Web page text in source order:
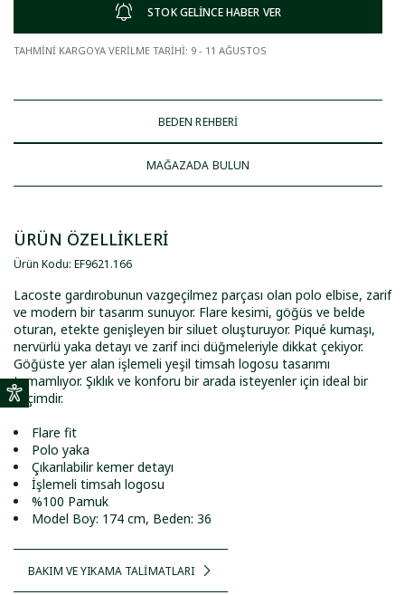
STOK GELİNCE HABER VER
TAHMİNİ KARGOYA VERİLME TARİHİ: 9 - 11 AĞUSTOS
BEDEN REHBERİ
MAĞAZADA BULUN
ÜRÜN ÖZELLİKLERİ
Ürün Kodu: EF9621 .166
Lacoste gardırobunun vazgeçilmez parçası olan polo elbise, zarif
ve modern bir tasarım sunuyor. Flare kesimi, göğüs ve belde
oturan, etekte genişleyen bir siluet oluşturuyor. Piqué kumaşı,
nervürlü yaka detayı ve zarif inci düğmeleriyle dikkat çekiyor.
Göğüste yer alan işlemeli yeşil timsah logosu tasarımı
tamamlıyor. Şıklık ve konforu bir arada isteyenler için ideal bir
seçimdir.
Flare fit
Polo yaka
Çıkarılabilir kemer detayı
İşlemeli timsah logosu
%100 Pamuk
Model Boy: 174 cm, Beden: 36
BAKIM VE YIKAMA TALİMATLARI